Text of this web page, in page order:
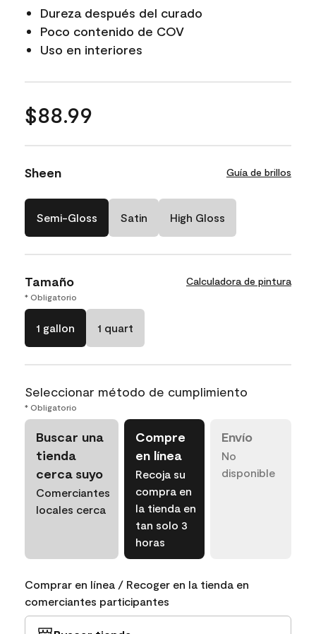
Dureza después del curado
Poco contenido de COV
Uso en interiores
$88.99
Sheen Guía de brillos
Semi-Gloss Satin High Gloss
Tamaño Calculadora de pintura
* Obligatorio
1 gallon 1 quart
Seleccionar método de cumplimiento
* Obligatorio
Buscar una
tienda
cerca suyo
Comerciantes
locales cerca
Compre
en línea
Recoja su
compra en
la tienda en
tan solo 3
horas
Envío
No
disponible
Comprar en línea / Recoger en la tienda en
comerciantes participantes